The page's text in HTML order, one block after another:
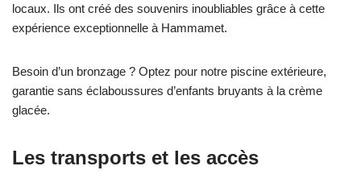
locaux. Ils ont créé des souvenirs inoubliables grâce à cette
expérience exceptionnelle à Hammamet.
Besoin d’un bronzage ? Optez pour notre piscine extérieure,
garantie sans éclaboussures d’enfants bruyants à la crème
glacée.
Les transports et les accès